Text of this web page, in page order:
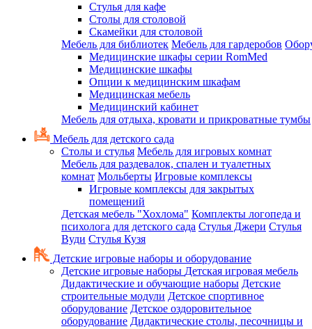
Cтулья для кафе
Cтолы для столовой
Скамейки для столовой
Мебель для библиотек Мебель для гардеробов
Медицинские шкафы серии RomMed
Медицинские шкафы
Опции к медицинским шкафам
Медицинская мебель
Медицинский кабинет
Мебель для отдыха, кровати и прикроватные тумбы
Мебель для детского сада
Столы и стулья Мебель для игровых комнат
Мебель для раздевалок, спален и туалетных
комнат Мольберты Игровые комплексы
Игровые комплексы для закрытых
помещений
Детская мебель "Хохлома" Комплекты логопеда и
психолога для детского сада Стулья Джери Стулья
Вуди Стулья Кузя
Детские игровые наборы и оборудование
Детские игровые наборы Детская игровая мебель
Дидактические и обучающие наборы Детские
строительные модули Детское спортивное
оборудование Детское оздоровительное
оборудование Дидактические столы, песочницы и